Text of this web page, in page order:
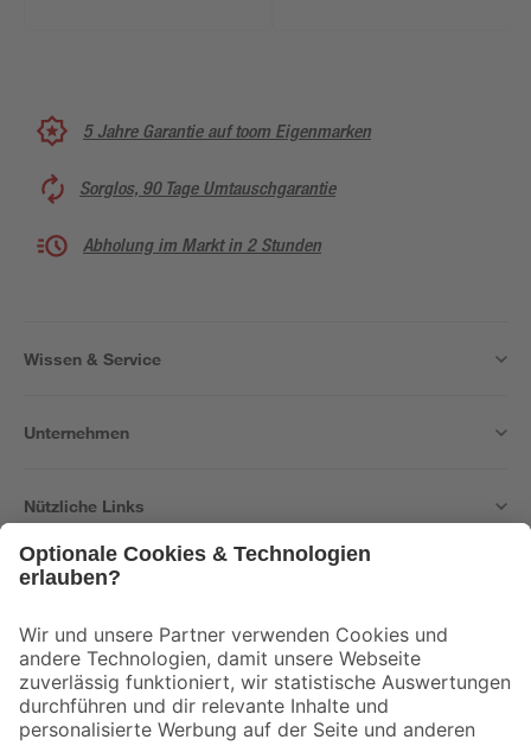
5 Jahre Garantie auf toom Eigenmarken
Sorglos, 90 Tage Umtauschgarantie
Abholung im Markt in 2 Stunden
Wissen & Service
Unternehmen
Nützliche Links
Der toom Newsletter: Keine Angebote und Aktionen mehr verpassen!
Zur Newsletter Anmeldung